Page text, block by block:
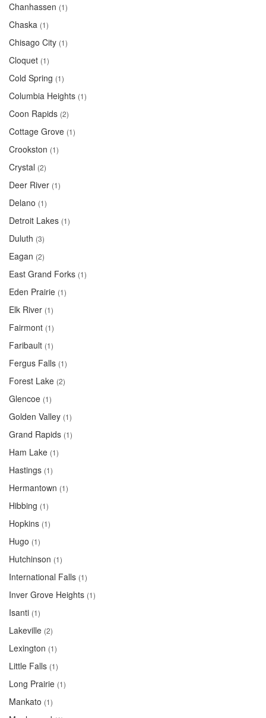
Chanhassen (1)
Chaska (1)
Chisago City (1)
Cloquet (1)
Cold Spring (1)
Columbia Heights (1)
Coon Rapids (2)
Cottage Grove (1)
Crookston (1)
Crystal (2)
Deer River (1)
Delano (1)
Detroit Lakes (1)
Duluth (3)
Eagan (2)
East Grand Forks (1)
Eden Prairie (1)
Elk River (1)
Fairmont (1)
Faribault (1)
Fergus Falls (1)
Forest Lake (2)
Glencoe (1)
Golden Valley (1)
Grand Rapids (1)
Ham Lake (1)
Hastings (1)
Hermantown (1)
Hibbing (1)
Hopkins (1)
Hugo (1)
Hutchinson (1)
International Falls (1)
Inver Grove Heights (1)
Isanti (1)
Lakeville (2)
Lexington (1)
Little Falls (1)
Long Prairie (1)
Mankato (1)